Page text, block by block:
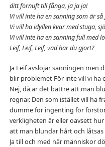
ditt förnuft till fånga, ja ja ja!
Vi vill inte ha en sanning som är
Vi vill ha idyllen kvar med stuga,
Vi vill inte ha en sanning full med
Leif, Leif, Leif, vad har du gjort?
Ja Leif avslöjar sanningen men
blir problemet För inte vill vi ha
Nej, då är det bättre att man
regnar. Den som istället vill ha
dumme för ingenting för
verkligheten är eller oavsett
att man blundar hårt och
Ja till och med när människor